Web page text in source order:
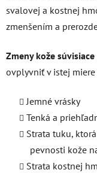
svalovej a kostnej
zmenšením a
Zmeny kože
ovplyvniť v istej
Jemné vrásky
Tenká a
Strata tuku,
pevnosti kože
Strata kostnej